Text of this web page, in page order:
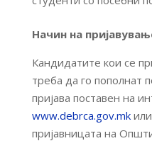
Начин на
Кандидатите кои се
треба да го пополнат
пријава поставен на
www.debrca.gov.mkили
пријавницата на